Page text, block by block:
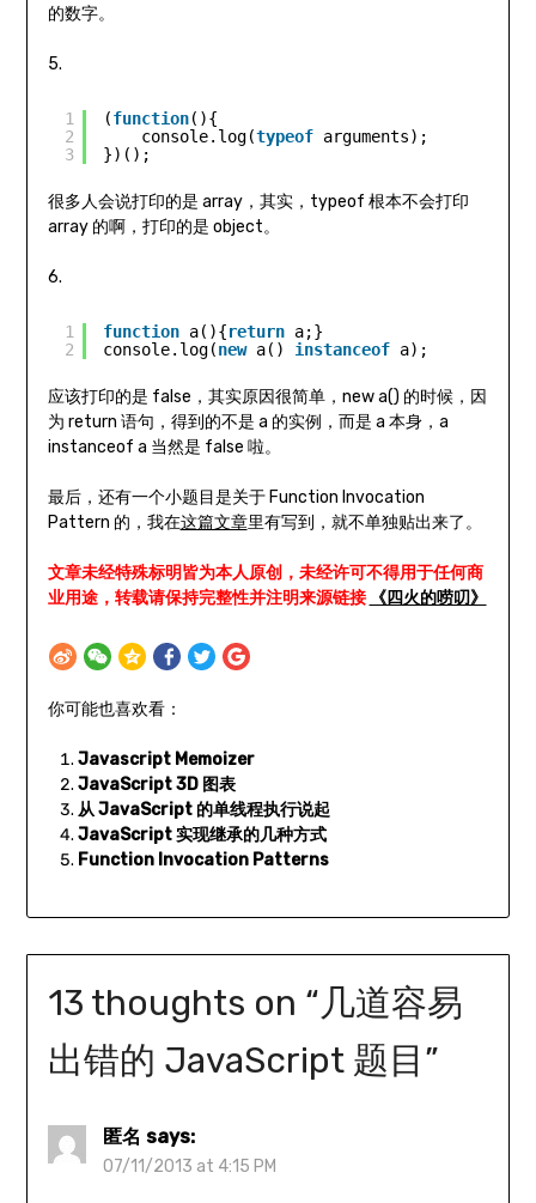
的数字。
5.
1
2
3
(function(){
console.log(typeof arguments);
})();
很多人会说打印的是 array，其实，typeof 根本不会打印
array 的啊，打印的是 object。
6.
1
2
function a(){return a;}
console.log(new a() instanceof a);
应该打印的是 false，其实原因很简单，new a() 的时候，因
为 return 语句，得到的不是 a 的实例，而是 a 本身，a
instanceof a 当然是 false 啦。
最后，还有一个小题目是关于 Function Invocation
Pattern 的，我在这篇文章里有写到，就不单独贴出来了。
文章未经特殊标明皆为本人原创，未经许可不得用于任何商
业用途，转载请保持完整性并注明来源链接
《四火的唠叨》
你可能也喜欢看：
Javascript Memoizer
JavaScript 3D 图表
从 JavaScript 的单线程执行说起
JavaScript 实现继承的几种方式
Function Invocation Patterns
13 thoughts on “几道容易
出错的 JavaScript 题目”
匿名 says:
07/11/2013 at 4:15 PM